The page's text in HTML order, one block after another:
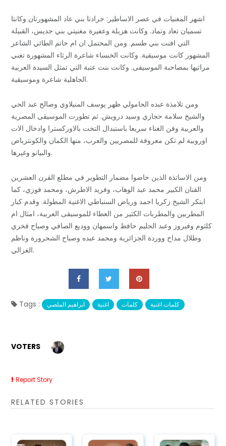
اشهر المغنيات في عصر الاساطير: جرادتا بني عاد المشهورتان وكانتا
تسميان تعاد وتماد. وكانت هزيلة وعفيرة مغنيتي بني جديس، القبيلة
التي افنت بني طسم. ومن المحتمل ان ام حاتم الطائي الشاعر
المشهور كانت موسيقية. وكانت الخنساء شاعرة الرثاء المشهورة تغني
مراثيها بمصاحبة الموسيقى. وكانت بنت عتبة التي تمثل السيدة العربية
الجاهلية شاعرة وموسيقية.
ومن تلامذة عبده الحامولي ظهر يوسف المنيلاوي وصالح عبد الحي
والشيخ سلامة حجازي وسيد درويش. ثم تطورت الموسيقى المصرية
والعربية وفن الغناء سريعا باستبدال التخت بالاوركسترا وادخال الات
اوروبية لم تكن معروفة للمصريين والعرب، منها الكمان والكونترباص
والبيانو وغيرها.
ومن الاساتذة الذين خاضوا مضمار التطوير في مطلع القرن العشرين
الفنان الكبير محمد عبد الوهاب، وفريد الاطرش، ومحمد فوزي، كما
ابتكر الشيخ زكريا احمد ورياض السنباطي الاغنية المطولة. وقدم كبار
المطربين والمطربات الكثير من العطاء للموسيقى العربية، امثال ام
كلثوم وفيروز وعبد الحليم حافظ واسمهان ووديع الصافي وصباح فخري
وطلال مداح ووردة الجزائرية ومحمد عبده وصباح الشحرورة وناظم
الغزالي.
Tags : ابراهيم الملصي اغنية كلمات كلمات اغنية
VOTERS
Report Story
RELATED STORIES